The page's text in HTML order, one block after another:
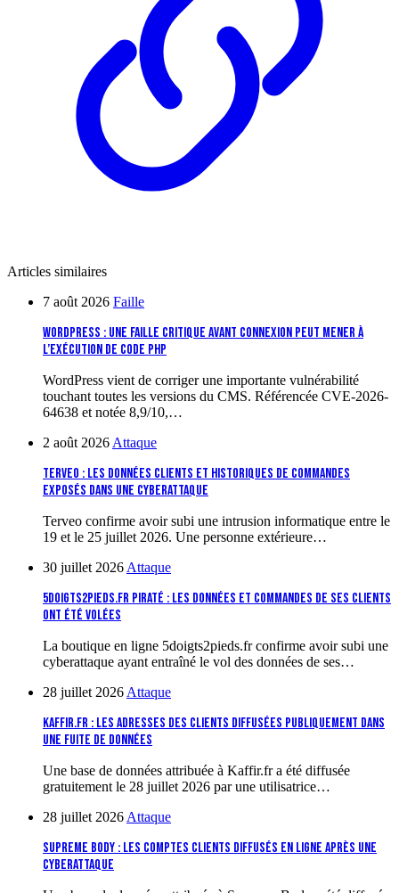
Articles similaires
7 août 2026 Faille
WordPress : une faille critique avant connexion peut mener à
l’exécution de code PHP
WordPress vient de corriger une importante vulnérabilité
touchant toutes les versions du CMS. Référencée CVE-2026-
64638 et notée 8,9/10,…
2 août 2026Attaque
Terveo : les données clients et historiques de commandes
exposés dans une cyberattaque
Terveo confirme avoir subi une intrusion informatique entre le
19 et le 25 juillet 2026. Une personne extérieure…
30 juillet 2026Attaque
5doigts2pieds.fr piraté : les données et commandes de ses clients
ont été volées
La boutique en ligne 5doigts2pieds.fr confirme avoir subi une
cyberattaque ayant entraîné le vol des données de ses…
28 juillet 2026Attaque
Kaffir.fr : les adresses des clients diffusées publiquement dans
une fuite de données
Une base de données attribuée à Kaffir.fr a été diffusée
gratuitement le 28 juillet 2026 par une utilisatrice…
28 juillet 2026Attaque
Supreme Body : les comptes clients diffusés en ligne après une
cyberattaque